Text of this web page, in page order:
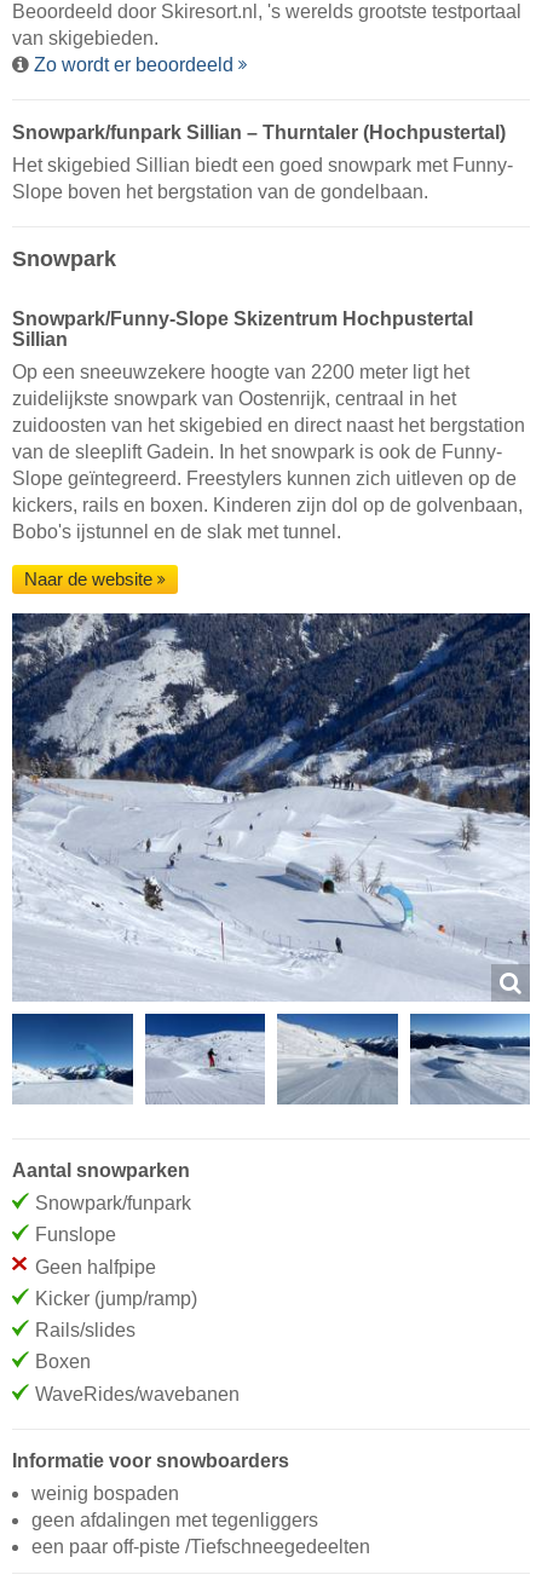
Beoordeeld door Skiresort.nl , 's werelds grootste testportaal
van skigebieden.
Zo wordt er beoordeeld
Snowpark/funpark Sillian – Thurntaler (Hochpustertal)
Het skigebied Sillian biedt een goed snowpark met Funny-
Slope boven het bergstation van de gondelbaan.
Snowpark
Snowpark/Funny-Slope Skizentrum Hochpustertal
Sillian
Op een sneeuwzekere hoogte van 2200 meter ligt het
zuidelijkste snowpark van Oostenrijk, centraal in het
zuidoosten van het skigebied en direct naast het bergstation
van de sleeplift Gadein. In het snowpark is ook de Funny-
Slope geïntegreerd. Freestylers kunnen zich uitleven op de
kickers, rails en boxen. Kinderen zijn dol op de golvenbaan,
Bobo's ijstunnel en de slak met tunnel.
Naar de website
Aantal snowparken
Snowpark/funpark
Funslope
Geen halfpipe
Kicker (jump/ramp)
Rails/slides
Boxen
WaveRides/wavebanen
Informatie voor snowboarders
weinig bospaden
geen afdalingen met tegenliggers
een paar off-piste /Tiefschneegedeelten